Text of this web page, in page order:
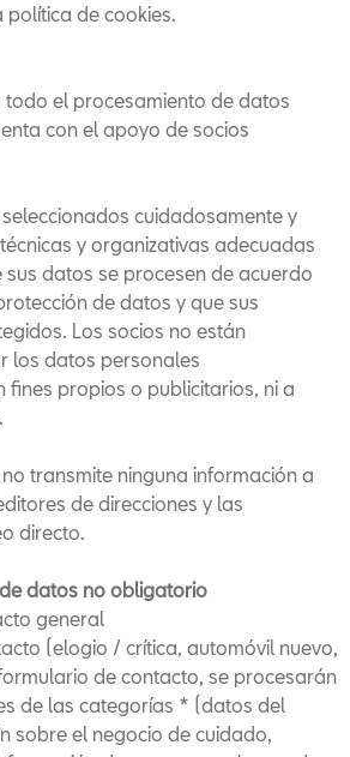
de cookies.
todo el procesamiento de datos
con el apoyo de socios
cuidadosamente y
y organizativas adecuadas
datos se procesen de acuerdo
de datos y que sus
Los socios no están
los datos personales
fines propios o publicitarios, ni a
no transmite ninguna información a
de direcciones y las
directo.
datos no obligatorio
general
(elogio / crítica, automóvil nuevo,
de contacto, se procesarán
de las categorías * (datos del
sobre el negocio de cuidado,